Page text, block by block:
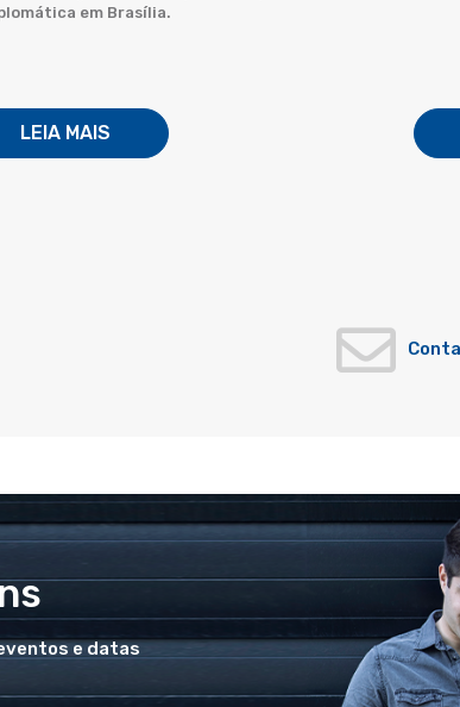
em Brasília.
LEIA MAIS
e datas